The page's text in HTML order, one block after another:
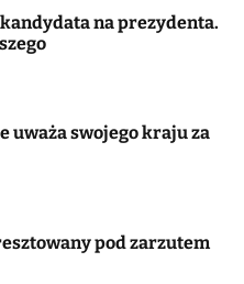
na prezydenta.
uważa swojego kraju za
pod zarzutem